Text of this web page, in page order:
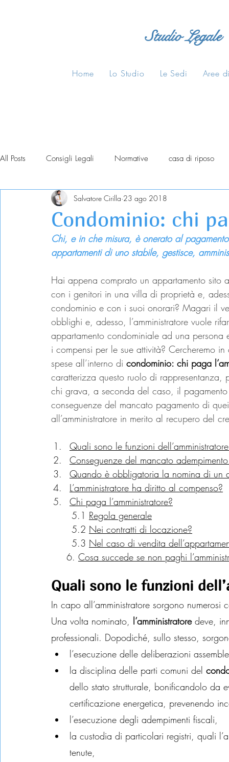
Studio Legale
Home Lo Studio Le Sedi Aree
All Posts Consigli Legali Normative casa di riposo
Condominio: chi
Salvatore Cirilla 23 ago 2018
Chi, e in che misura, è onerato al
appartamenti di uno stabile, gestisce,
Hai appena comprato un appartamento sito
con i genitori in una villa di proprietà e,
condominio e con i suoi onorari? Magari il
obblighi e, adesso, l’amministratore vuole
appartamento condominiale ad una
i compensi per le sue attività? Cercheremo
spese all’interno di condominio: chi paga
caratterizza questo ruolo di
chi grava, a seconda del caso, il
conseguenze del mancato pagamento di
all’amministratore in merito al recupero del
Quali sono le funzioni
Conseguenze del mancato
Quando è obbligatoria la nomina di un
L’amministratore ha diritto al compenso?
Chi paga l’amministratore?
	5.1
Regola generale
	5.2
Nei contratti di locazione?
	5.3
Nel caso di vendita
     6.
Cosa succede se non paghi
Quali sono le funzioni
In capo all’amministratore sorgono
Una volta nominato, l’amministratore deve,
professionali. Dopodiché, sullo stesso,
l’esecuzione delle deliberazioni
la disciplina delle parti comuni del
dello stato strutturale, bonificandolo da
certificazione energetica, prevenendo
l’esecuzione degli adempimenti fiscali,
la custodia di particolari registri, quali
tenute,